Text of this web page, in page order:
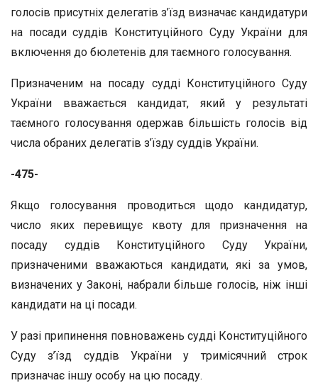
голосів присутніх делегатів з’їзд визначає кандидатури
на посади суддів Конституційного Суду України для
включення до бюлетенів для таємного голосування.
Призначеним на посаду судді Конституційного Суду
України вважається кандидат, який у результаті
таємного голосування одержав більшість голосів від
числа обраних делегатів з’їзду суддів України.
-475-
Якщо голосування проводиться щодо кандидатур,
число яких перевищує квоту для призначення на
посаду суддів Конституційного Суду України,
призначеними вважаються кандидати, які за умов,
визначених у Законі, набрали більше голосів, ніж інші
кандидати на ці посади.
У разі припинення повноважень судді Конституційного
Суду з’їзд суддів України у тримісячний строк
призначає іншу особу на цю посаду.